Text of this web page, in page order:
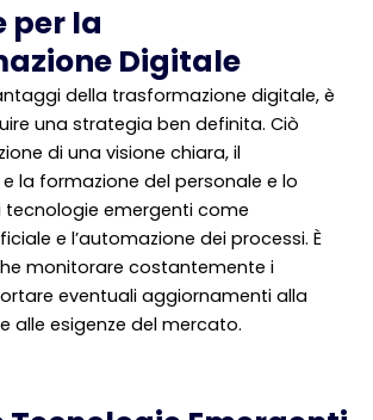
per la
Digitale
della trasformazione digitale, è
una strategia ben definita. Ciò
di una visione chiara, il
la formazione del personale e lo
emergenti come
e l’automazione dei processi. È
monitorare costantemente i
eventuali aggiornamenti alla
alle esigenze del mercato.